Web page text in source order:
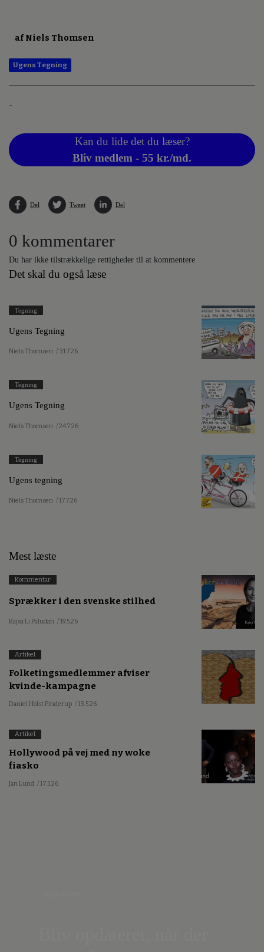
af Niels Thomsen
Ugens Tegning
-
Kan du lide det du læser?
Bliv medlem - 55 kr./md.
Del Tweet Del
0 kommentarer
Du har ikke tilstrækkelige rettigheder til at kommentere
Det skal du også læse
Tegning
Ugens Tegning
Niels Thomsen / 31.7.26
Tegning
Ugens Tegning
Niels Thomsen / 24.7.26
Tegning
Ugens tegning
Niels Thomsen / 17.7.26
Mest læste
Kommentar
Sprækker i den svenske stilhed
Kajsa Li Paludan / 19.5.26
Artikel
Folketingsmedlemmer afviser
kvinde-kampagne
Daniel Holst Pinderup / 13.5.26
Artikel
Hollywood på vej med ny woke
fiasko
Jan Lund / 17.5.26